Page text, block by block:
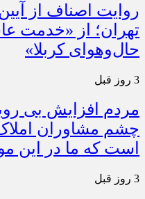
روایت اصناف از
تهران؛ از «خدمت
حال‌وهوای کربلا»
3 روز قبل
مردم افزایش بی
چشم مشاوران
است که ما در این
3 روز قبل